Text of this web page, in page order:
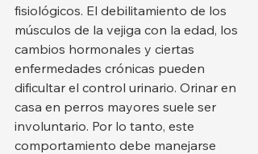
fisiológicos. El debilitamiento de los
músculos de la vejiga con la edad, los
cambios hormonales y ciertas
enfermedades crónicas pueden
dificultar el control urinario. Orinar en
casa en perros mayores suele ser
involuntario. Por lo tanto, este
comportamiento debe manejarse